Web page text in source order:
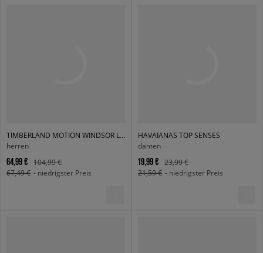
TIMBERLAND MOTION WINDSOR LOW LACE SNEAKER
herren
64,99 €
104,99 €
67,49 € - niedrigster Preis
HAVAIANAS TOP SENSES
damen
19,99 €
23,99 €
21,59 € - niedrigster Preis